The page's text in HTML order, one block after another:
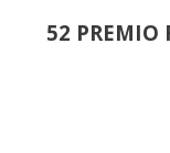
52 PREMIO